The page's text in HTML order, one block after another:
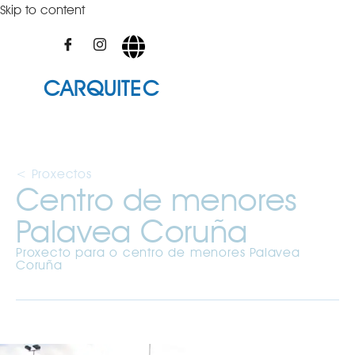
Skip to content
CARQUITEC
< Proxectos
Centro de menores
Palavea Coruña
Proxecto para o centro de menores Palavea
Coruña